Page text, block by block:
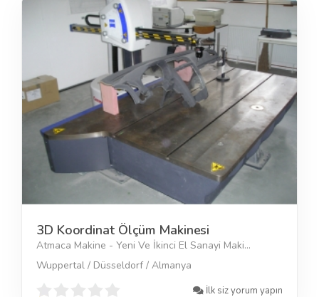
3D Koordinat Ölçüm Makinesi
Atmaca Makine - Yeni Ve İkinci El Sanayi Maki...
Wuppertal / Düsseldorf / Almanya
İlk siz yorum yapın